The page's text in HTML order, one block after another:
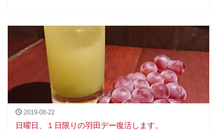
2019-08-22
日曜日、１日限りの羽田デー復活します。